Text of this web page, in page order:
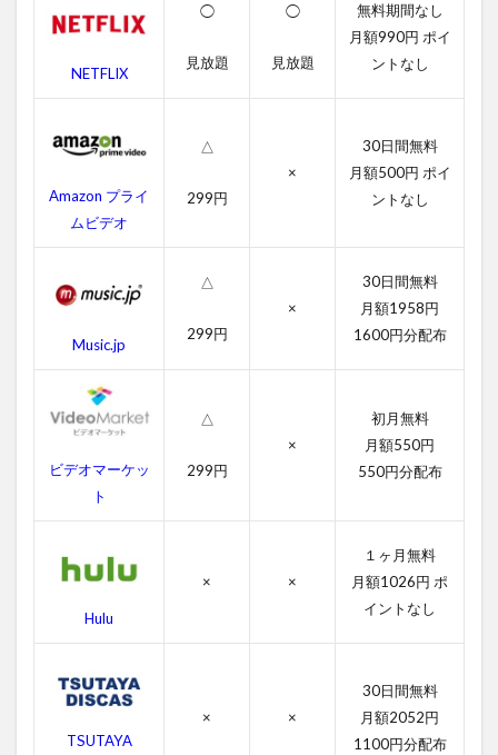
ぐ
な
無
動
一
2.1
ない
画
2.2
吹き
替え
つ
な
い
ら
じ
NETFLIX
◯
見放題
◯
見放題
無料期間なし
月額990円 ポイ
ントなし
Amazon プライ
ムビデオ
△
299円
×
30日間無料
月額500円 ポイ
ントなし
Music.jp
△
299円
×
30日間無料
月額1958円
1600円分配布
ビデオマーケッ
ト
△
299円
×
初月無料
月額550円
550円分配布
Hulu
× ×
１ヶ月無料
月額1026円 ポ
イントなし
TSUTAYA
× ×
30日間無料
月額2052円
1100円分配布